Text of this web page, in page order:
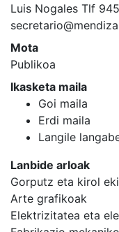
Luis Nogales Tlf
Mota
Publikoa
Ikasketa maila
Goi maila
Erdi maila
Langile
Lanbide arloak
Gorputz eta kirol
Arte grafikoak
Elektrizitatea eta